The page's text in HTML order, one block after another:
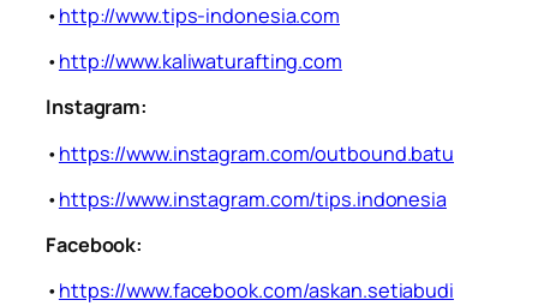
•http://www.tips-indonesia.com
•http://www.kaliwaturafting.com
Instagram:
•https://www.instagram.com/outbound.batu
•https://www.instagram.com/tips.indonesia
Facebook:
•https://www.facebook.com/askan.setiabudi